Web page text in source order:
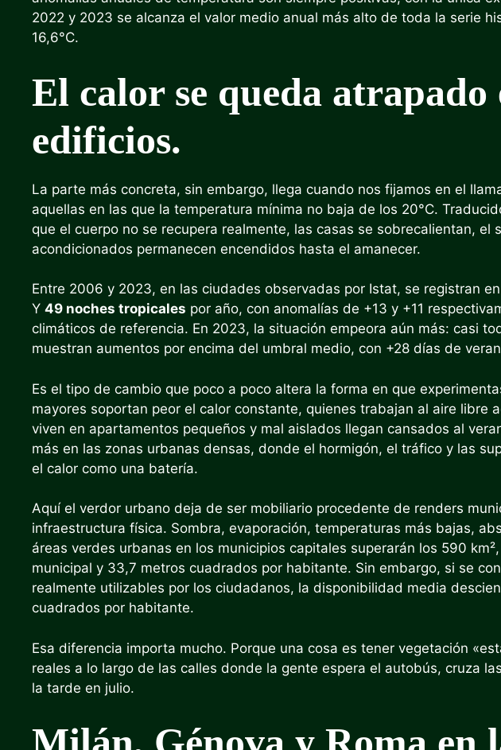
2022 y 2023 se alcanza el valor medio anual más alto de toda la serie
16,6°C.
El calor se queda atrapado
edificios.
La parte más concreta, sin embargo, llega cuando nos fijamos en el
aquellas en las que la temperatura mínima no baja de los 20°C.
que el cuerpo no se recupera realmente, las casas se sobrecalientan, el
acondicionados permanecen encendidos hasta el amanecer.
Entre 2006 y 2023, en las ciudades observadas por Istat, se registran
Y 49 noches tropicales por año, con anomalías de +13 y +11
climáticos de referencia. En 2023, la situación empeora aún más: casi
muestran aumentos por encima del umbral medio, con +28 días de
Es el tipo de cambio que poco a poco altera la forma en que
mayores soportan peor el calor constante, quienes trabajan al aire libre
viven en apartamentos pequeños y mal aislados llegan cansados ​​al
más en las zonas urbanas densas, donde el hormigón, el tráfico y las
el calor como una batería.
Aquí el verdor urbano deja de ser mobiliario procedente de renders
infraestructura física. Sombra, evaporación, temperaturas más bajas,
áreas verdes urbanas en los municipios capitales superarán los 590
municipal y 33,7 metros cuadrados por habitante. Sin embargo, si se
realmente utilizables por los ciudadanos, la disponibilidad media
cuadrados por habitante.
Esa diferencia importa mucho. Porque una cosa es tener vegetación
reales a lo largo de las calles donde la gente espera el autobús, cruza
la tarde en julio.